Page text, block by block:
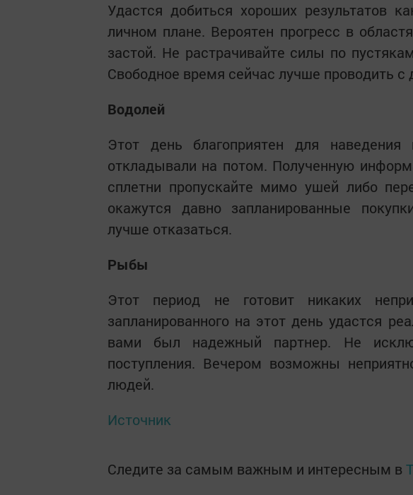
Удастся добиться хороших результатов
личном плане. Вероятен прогресс в
застой. Не растрачивайте силы по
Свободное время сейчас лучше проводить с
Водолей
Этот день благоприятен для
откладывали на потом. Полученную
сплетни пропускайте мимо ушей либо
окажутся давно запланированные
лучше отказаться.
Рыбы
Этот период не готовит никаких
запланированного на этот день удастся
вами был надежный партнер. Не
поступления. Вечером возможны
людей.
Источник
Следите за самым важным и интересным в